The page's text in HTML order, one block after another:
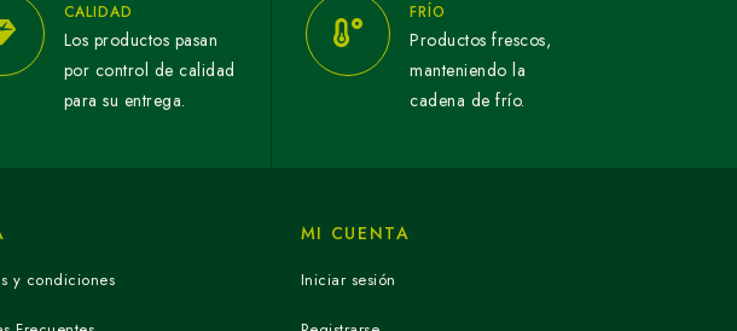
CALIDAD
Los productos pasan
por control de calidad
para su entrega.
FRÍO
Productos frescos,
manteniendo la
cadena de frío.
y condiciones
MI CUENTA
Iniciar sesión